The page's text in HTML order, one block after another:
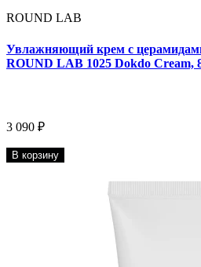
ROUND LAB
Увлажняющий крем с
ROUND LAB 1025 Dokdo Cream,
3 090 ₽
В корзину